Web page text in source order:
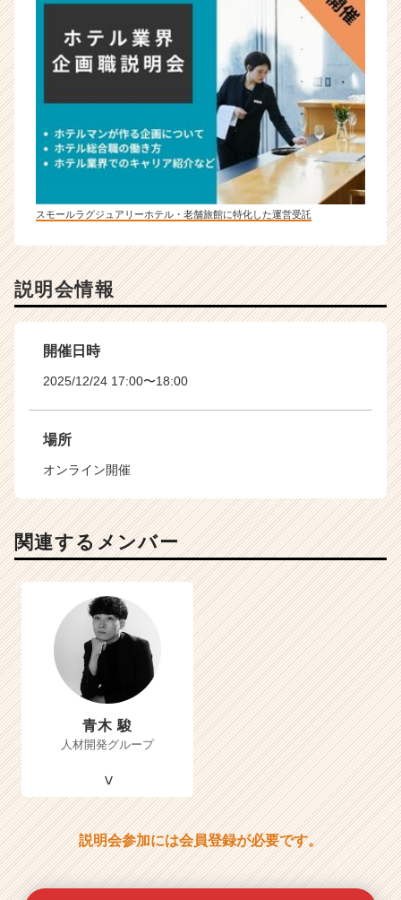
スモールラグジュアリーホテル・老舗旅館に特化した運営受託
説明会情報
開催日時
2025/12/24 17:00〜18:00
場所
オンライン開催
関連するメンバー
青木 駿
人材開発グループ
説明会参加には会員登録が必要です。